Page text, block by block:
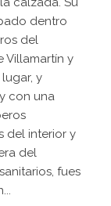
dentro
del
Villamartín y
y
con una
del interior y
del
fues